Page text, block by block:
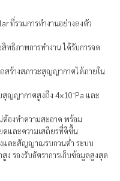
ที่รวมการทำงานอย่างลงตัว
ทธิภาพการทำงาน ได้รับการจด
ถสร้างสภาวะสุญญากาศได้ภายใน
ญญากาศสูงถึง 4×10⁻Pa และ
องทำความสะอาด พร้อม
ดและความเสถียรที่ดีขึ้น
และสัญญาณรบกวนต่ำ ระบบ
รองรับอัตราการเก็บข้อมูลสูงสุด